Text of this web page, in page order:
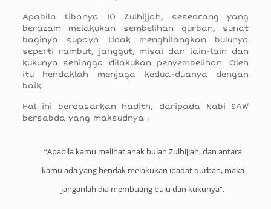
Apabila tibanya 10 Zulhijjah, seseorang yang
berazam melakukan sembelihan qurban, sunat
baginya supaya tidak menghilangkan bulunya
seperti rambut, janggut, misai dan lain-lain dan
kukunya sehingga dilakukan penyembelihan. Oleh
itu hendaklah menjaga kedua-duanya dengan
baik.
Hal ini berdasarkan hadith, daripada Nabi SAW
bersabda yang maksudnya :
“Apabila kamu melihat anak bulan Zulhijjah, dan antara
kamu ada yang hendak melakukan ibadat qurban, maka
janganlah dia membuang bulu dan kukunya”.